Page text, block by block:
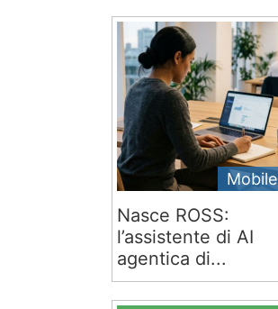
Mobile
Nasce ROSS:
l’assistente di AI
agentica di...